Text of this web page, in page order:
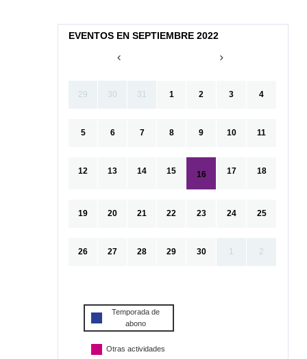
EVENTOS EN SEPTIEMBRE 2022
29 30 31 1 2 3 4
5 6 7 8 9 10 11
12 13 14 15 16 17 18
19 20 21 22 23 24 25
26 27 28 29 30 1 2
Temporada de
abono
Otras actividades